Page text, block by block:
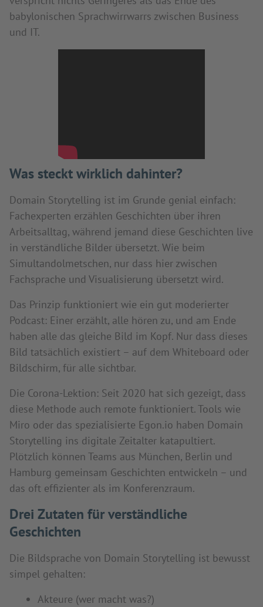
babylonischen Sprachwirrwarrs zwischen Business
und IT.
Was steckt wirklich dahinter?
Domain Storytelling ist im Grunde genial einfach:
Fachexperten erzählen Geschichten über ihren
Arbeitsalltag, während jemand diese Geschichten live
in verständliche Bilder übersetzt. Wie beim
Simultandolmetschen, nur dass hier zwischen
Fachsprache und Visualisierung übersetzt wird.
Das Prinzip funktioniert wie ein gut moderierter
Podcast: Einer erzählt, alle hören zu, und am Ende
haben alle das gleiche Bild im Kopf. Nur dass dieses
Bild tatsächlich existiert – auf dem Whiteboard oder
Bildschirm, für alle sichtbar.
Die Corona-Lektion: Seit 2020 hat sich gezeigt, dass
diese Methode auch remote funktioniert. Tools wie
Miro oder das spezialisierte Egon.io haben Domain
Storytelling ins digitale Zeitalter katapultiert.
Plötzlich können Teams aus München, Berlin und
Hamburg gemeinsam Geschichten entwickeln – und
das oft effizienter als im Konferenzraum.
Drei Zutaten für verständliche
Geschichten
Die Bildsprache von Domain Storytelling ist bewusst
simpel gehalten:
Akteure (wer macht was?)